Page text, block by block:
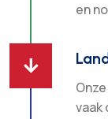
en

vaak